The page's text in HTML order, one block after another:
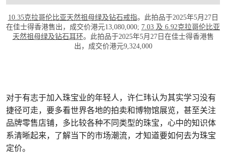
10.35克拉哥伦比亚天然祖母绿及钻石戒指。此拍品于2025年5月27日
在佳士得香港售出，成交价港元13,080,000; 7.03 及 6.92克拉哥伦比亚
天然祖母绿及钻石耳环。此拍品于2025年5月27日在佳士得香港售
出，成交价港元9,324,000
对于有志于加入珠宝业的年轻人，许仁玮认为其实学习没有
捷径可走，要多看世界各地的拍卖和博物馆展览，甚至关注
品牌零售店铺，多比较各种不同类型的珠宝，心中的知识体
系清晰起来，了解当下的市场潮流，才知道要如何去为珠宝
定价。